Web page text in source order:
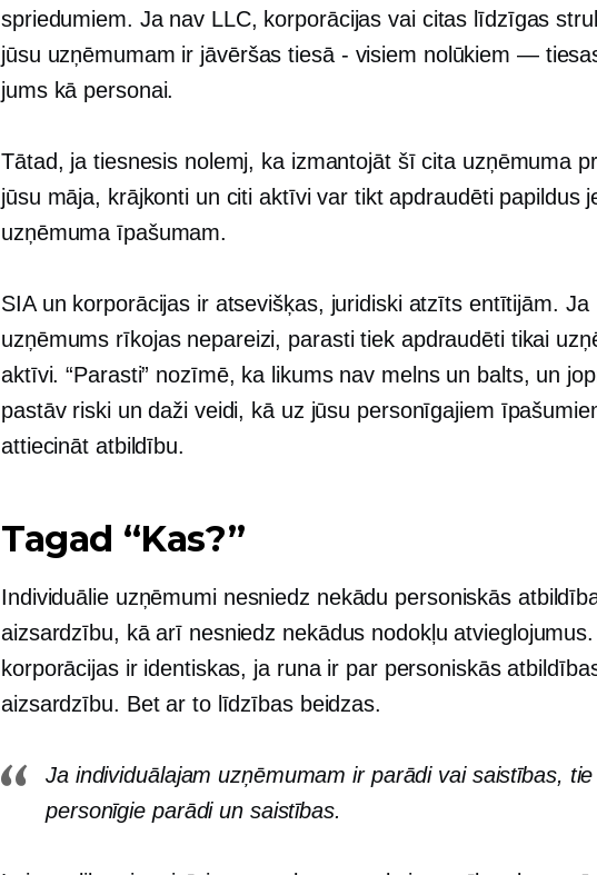
spriedumiem. Ja nav LLC, korporācijas vai citas līdzīgas
jūsu uzņēmumam ir jāvēršas tiesā - visiem nolūkiem —
jums kā personai.
Tātad, ja tiesnesis nolemj, ka izmantojāt šī cita uzņēmuma
jūsu māja, krājkonti un citi aktīvi var tikt apdraudēti papildus
uzņēmuma īpašumam.
SIA un korporācijas ir atsevišķas, juridiski atzītsentītijām. Ja
uzņēmums rīkojas nepareizi, parasti tiek apdraudēti tikai
aktīvi. “Parasti” nozīmē, ka likums nav melns un balts, un
pastāv riski un daži veidi, kā uz jūsu personīgajiem
attiecināt atbildību.
Tagad “Kas?”
Individuālie uzņēmumi nesniedz nekādu personiskās
aizsardzību, kā arī nesniedz nekādus nodokļu
korporācijas ir identiskas, ja runa ir par personiskās
aizsardzību. Bet ar to līdzības beidzas.
Ja individuālajam uzņēmumam ir parādi vai saistības,
personīgie parādi un saistības.